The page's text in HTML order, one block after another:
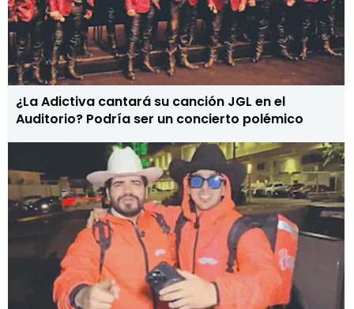
¿La Adictiva cantará su canción JGL en el
Auditorio? Podría ser un concierto polémico